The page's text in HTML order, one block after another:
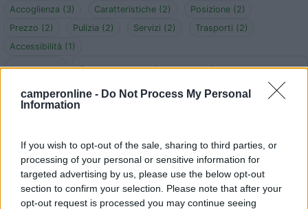
camperonline - Do Not Process My Personal
Information
If you wish to opt-out of the sale, sharing to third parties, or
processing of your personal or sensitive information for
targeted advertising by us, please use the below opt-out
section to confirm your selection. Please note that after your
opt-out request is processed you may continue seeing
Accoglienza (3) Caratteristiche (2)
Posizione (2)
Prezzo (2)
Pulizia (2) Servizi (2)
Trasporti (2)
Accessibilità (1)
Mostra tutto
mario grundy
Ottimo campeggio, 27 camper + due persone per
notte. Gestore cortese che si sforza di parlare
italiano. Arrivati alle 22 e il guardiano ci ha fatto
entrare.